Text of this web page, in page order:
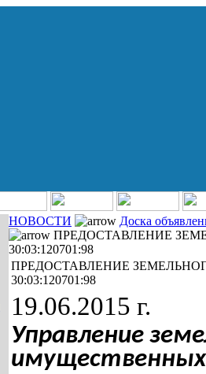
НОВОСТИ
Доска
ПРЕДОСТАВЛЕНИЕ
30:03:120701:98
ПРЕДОСТАВЛЕНИЕ
30:03:120701:98
19.06.2015 г.
Управление